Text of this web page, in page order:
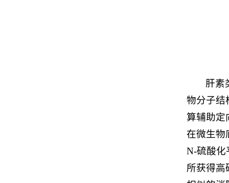
肝素
物分子结
算辅助定
在微生物
N-硫酸化
所获得高